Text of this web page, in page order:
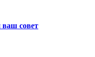
ваш совет